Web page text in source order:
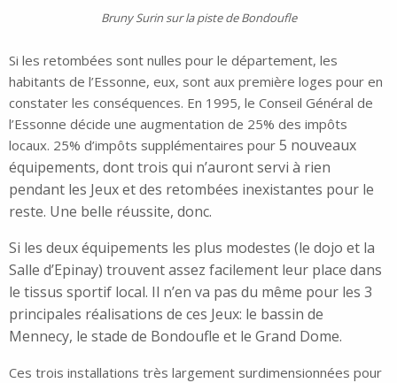
Bruny Surin sur la piste de Bondoufle
Si les retombées sont nulles pour le département, les
habitants de l’Essonne, eux, sont aux première loges pour en
constater les conséquences. En 1995, le Conseil Général de
l’Essonne décide une augmentation de 25% des impôts
locaux. 25% d’impôts supplémentaires pour 5 nouveaux
équipements, dont trois qui n’auront servi à rien
pendant les Jeux et des retombées inexistantes pour le
reste. Une belle réussite, donc.
Si les deux équipements les plus modestes (le dojo et la
Salle d’Epinay) trouvent assez facilement leur place dans
le tissus sportif local. Il n’en va pas du même pour les 3
principales réalisations de ces Jeux: le bassin de
Mennecy, le stade de Bondoufle et le Grand Dome.
Ces trois installations très largement surdimensionnées pour